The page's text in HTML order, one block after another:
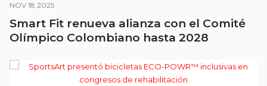
NOV 18, 2025
Smart Fit renueva alianza con el Comité
Olímpico Colombiano hasta 2028